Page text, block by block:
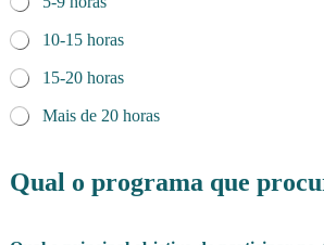
10-15 horas
15-20 horas
Mais de 20 horas
Qual o programa que